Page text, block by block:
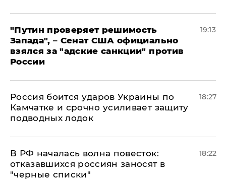
"Путин проверяет решимость
Запада", – Сенат США официально
взялся за "адские санкции" против
России
19:13
Россия боится ударов Украины по
Камчатке и срочно усиливает защиту
подводных лодок
18:27
​В РФ началась волна повесток:
отказавшихся россиян заносят в
"черные списки"
18:22